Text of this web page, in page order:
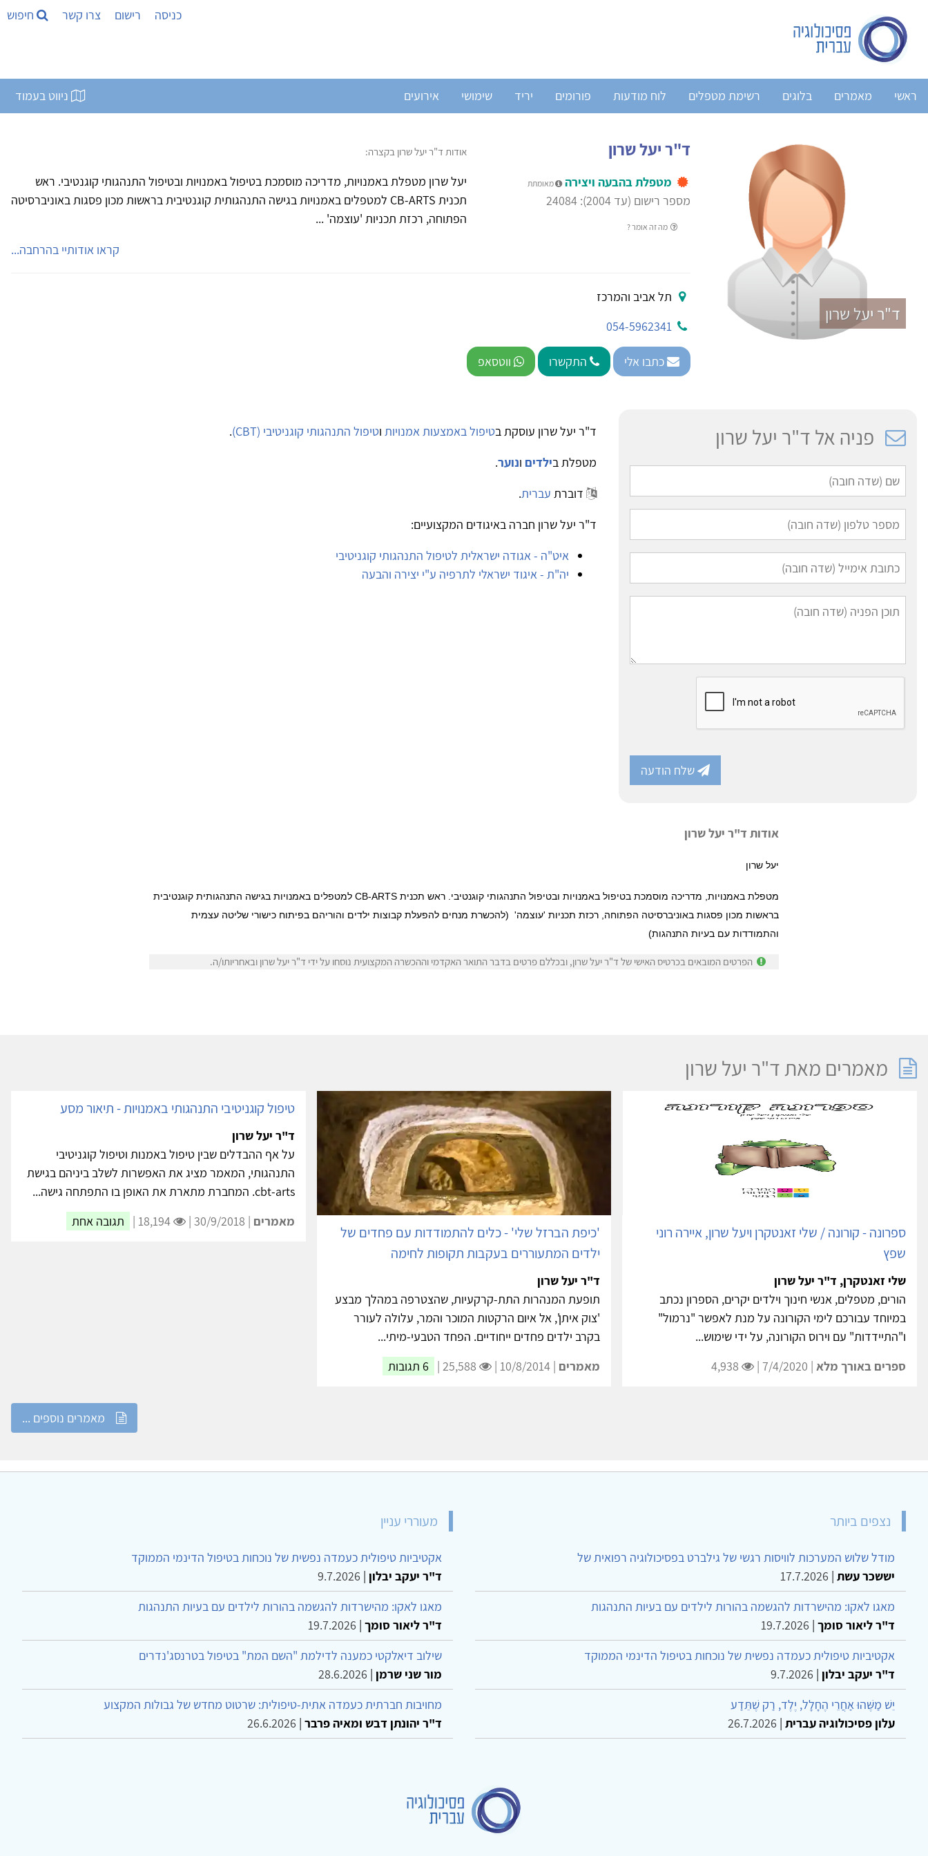
כניסה רישום צרו קשר חיפוש
ראשי מאמרים בלוגים רשימת מטפלים לוח מודעות פורומים יריד שימושי אירועים ניווט בעמוד
ד"ר יעל שרון
ד"ר יעל שרון
מטפלת בהבעה ויצירה מאומתת
מספר רישום (עד 2004): 24084
מה זה אומר ?
אודות ד"ר יעל שרון בקצרה:
יעל שרון מטפלת באמנויות, מדריכה מוסמכת בטיפול באמנויות ובטיפול התנהגותי קוגנטיבי. ראש
תכנית CB-ARTS למטפלים באמנויות בגישה התנהגותית קוגנטיבית בראשות מכון פסגות באוניברסיטה
הפתוחה, רכזת תכניות 'עוצמה' ...
קראו אודותיי בהרחבה...
תל אביב והמרכז
054-5962341
כתבו אלי התקשרו ווטסאפ
פניה אל ד"ר יעל שרון
שלח הודעה
ד"ר יעל שרון עוסקת בטיפול באמצעות אמנויות וטיפול התנהגותי קוגניטיבי (CBT)
.
מטפלת בילדים ונוער.
דוברת עברית.
ד"ר יעל שרון חברה באיגודים המקצועיים:
איט"ה - אגודה ישראלית לטיפול התנהגותי קוגניטיבי
יה"ת - איגוד ישראלי לתרפיה ע"י יצירה והבעה
אודות ד"ר יעל שרון
יעל שרון
מטפלת באמנויות, מדריכה מוסמכת בטיפול באמנויות ובטיפול התנהגותי קוגנטיבי. ראש תכנית CB-ARTS למטפלים באמנויות בגישה התנהגותית קוגנטיבית
בראשות מכון פסגות באוניברסיטה הפתוחה, רכזת תכניות 'עוצמה' (להכשרת מנחים להפעלת קבוצות ילדים והוריהם בפיתוח כישורי שליטה עצמית
והתמודדות עם בעיות התנהגות)
הפרטים המובאים בכרטיס האישי של ד"ר יעל שרון, ובכללם פרטים בדבר התואר האקדמי וההכשרה המקצועית נוסחו על ידי ד"ר יעל שרון ובאחריותו/ה.
מאמרים מאת ד"ר יעל שרון
ספרונה - קורונה / שלי זאנטקרן ויעל שרון, איירה רוני
שפץ
שלי זאנטקרן, ד"ר יעל שרון
הורים, מטפלים, אנשי חינוך וילדים יקרים, הספרון נכתב
במיוחד עבורכם לימי הקורונה על מנת לאפשר "נרמול"
ו"התיידדות" עם וירוס הקורונה, על ידי שימוש...
ספרים באורך מלא | 7/4/2020 |
'כיפת הברזל שלי' - כלים להתמודדות עם פחדים של
ילדים המתעוררים בעקבות תקופות לחימה
ד"ר יעל שרון
תופעת המנהרות התת-קרקעיות, שהצטרפה במהלך מבצע
'צוק איתן', אל איום הרקטות המוכר והמר, עלולה לעורר
בקרב ילדים פחדים ייחודיים. הפחד הטבעי-מיתי...
מאמרים | 10/8/2014 |
25,588 | 6 תגובות
טיפול קוגניטיבי התנהגותי באמנויות - תיאור מסע
ד"ר יעל שרון
על אף ההבדלים שבין טיפול באמנות וטיפול קוגניטיבי
התנהגותי, המאמר מציג את האפשרות לשלב ביניהם בגישת
cbt-arts. המחברת מתארת את האופן בו התפתחה גישה...
מאמרים | 30/9/2018 |
18,194 | תגובה אחת
מאמרים נוספים ...
נצפים ביותר
מודל שלוש המערכות לוויסות רגשי של גילברט בפסיכולוגיה רפואית של
יששכר עשת |
17.7.2026
מאגו לאקו: מהישרדות להגשמה בהורות לילדים עם בעיות התנהגות
ד"ר ליאור סומך |
19.7.2026
אקטיביות טיפולית כעמדה נפשית של נוכחות בטיפול הדינמי הממוקד
ד"ר יעקב יבלון |
9.7.2026
יֵשׁ מַשֶּׁהוּ אַחֲרֵי הֶחָלָל, יֶלֶד, רַק שֶׁתֵּדַע
עלון פסיכולוגיה עברית |
26.7.2026
מעוררי עניין
אקטיביות טיפולית כעמדה נפשית של נוכחות בטיפול הדינמי הממוקד
ד"ר יעקב יבלון |
9.7.2026
מאגו לאקו: מהישרדות להגשמה בהורות לילדים עם בעיות התנהגות
ד"ר ליאור סומך |
19.7.2026
שילוב דיאלקטי כמענה לדילמת "השם המת" בטיפול בטרנסג'נדרים
מור שני שרמן |
28.6.2026
מחויבות חברתית כעמדה אתית-טיפולית: שרטוט מחדש של גבולות המקצוע
ד"ר יהונתן דבש ומאיה פרבר |
26.6.2026